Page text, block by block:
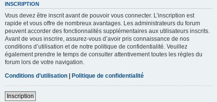
INSCRIPTION
Vous devez être inscrit avant de pouvoir vous connecter. L’inscription est
rapide et vous offre de nombreux avantages. Les administrateurs du forum
peuvent accorder des fonctionnalités supplémentaires aux utilisateurs inscrits.
Avant de vous inscrire, assurez-vous d’avoir pris connaissance de nos
conditions d’utilisation et de notre politique de confidentialité. Veuillez
également prendre le temps de consulter attentivement toutes les règles du
forum lors de votre navigation.
Conditions d’utilisation | Politique de confidentialité
Inscription